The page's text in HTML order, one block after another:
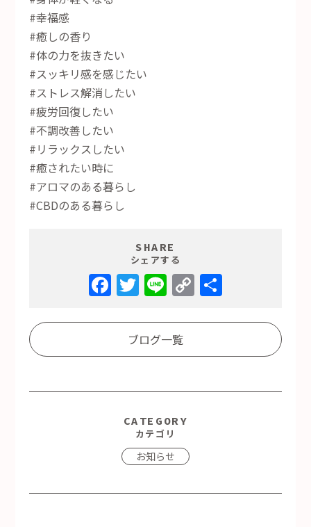
#幸福感
#癒しの香り
#体の力を抜きたい
#スッキリ感を感じたい
#ストレス解消したい
#疲労回復したい
#不調改善したい
#リラックスしたい
#癒されたい時に
#アロマのある暮らし
#CBDのある暮らし
SHARE
シェアする
Facebook
Twitter
LineCopy
Link
ブログ一覧
CATEGORY
カテゴリ
お知らせ